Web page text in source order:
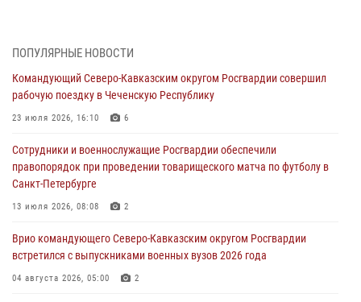
Военнослужащие Софринской бригады Росгвардии встретились с
дорогой к Победе в СВО» (видео)
08 августа 2026, 07:00
настольному теннису ко Дню физкультурника
08 августа 2026, 07:00
Росгвардейцы обеспечили безопасность «Поезда Победы» в
08 августа 2026, 07:00
В Москве росгвардейцы оказали помощь медикам и девушке с
ПОПУЛЯРНЫЕ НОВОСТИ
Командующий Северо-Кавказским округом Росгвардии совершил
рабочую поездку в Чеченскую Республику
23 июля 2026, 16:10 6
Сотрудники и военнослужащие Росгвардии обеспечили
правопорядок при проведении товарищеского матча по футболу в
Санкт-Петербурге
13 июля 2026, 08:08 2
Врио командующего Северо-Кавказским округом Росгвардии
встретился с выпускниками военных вузов 2026 года
04 августа 2026, 05:00 2